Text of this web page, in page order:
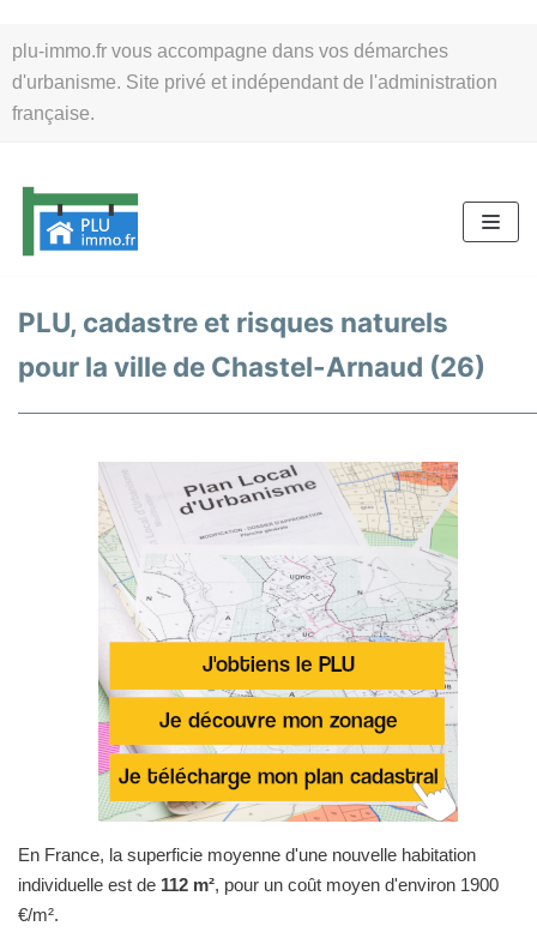
plu-immo.fr vous accompagne dans vos démarches
d'urbanisme. Site privé et indépendant de l'administration
française.
au
contenu
PLU, cadastre et risques naturels
pour la ville de Chastel-Arnaud (26)
En France, la superficie moyenne d'une nouvelle habitation
individuelle est de 112 m², pour un coût moyen d'environ 1900
€/m².